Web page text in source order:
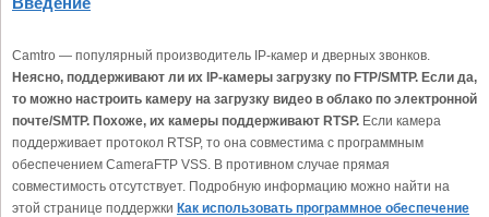
Camtro — популярный производитель IP-камер и дверных звонков.
Неясно, поддерживают ли их IP-камеры загрузку по FTP/SMTP. Если да,
то можно настроить камеру на загрузку видео в облако по электронной
почте/SMTP. Похоже, их камеры поддерживают RTSP. Если камера
поддерживает протокол RTSP, то она совместима с программным
обеспечением CameraFTP VSS. В противном случае прямая
совместимость отсутствует. Подробную информацию можно найти на
этой странице поддержки Как использовать программное обеспечение